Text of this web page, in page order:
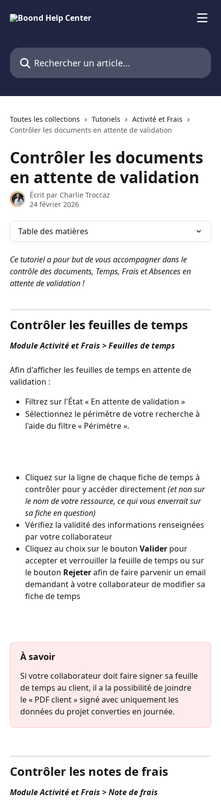
Rechercher un article...
Toutes les collections Tutoriels
Activité et Frais
Contrôler les documents en attente de validation
Contrôler les documents
en attente de validation
Écrit par Charlie Troccaz
24 février 2026
Table des matières
Ce tutoriel a pour but de vous accompagner dans le
contrôle des documents, Temps, Frais et Absences en
attente de validation !
Contrôler les feuilles de temps
Module Activité et Frais > Feuilles de temps
Afin d'afficher les feuilles de temps en attente de
validation :
Filtrez sur l'État « En attente de validation »
Sélectionnez le périmètre de votre recherche à
l'aide du filtre « Périmètre ».
Cliquez sur la ligne de chaque fiche de temps à
contrôler pour y accéder directement (et non sur
le nom de votre ressource, ce qui vous enverrait sur
sa fiche en question)
Vérifiez la validité des informations renseignées
par votre collaborateur
Cliquez au choix sur le bouton Valider pour
accepter et verrouiller la feuille de temps ou sur
le bouton Rejeter afin de faire parvenir un email
demandant à votre collaborateur de modifier sa
fiche de temps
À savoir
Si votre collaborateur doit faire signer sa feuille
de temps au client, il a la possibilité de joindre
le « PDF client » signé avec uniquement les
données du projet converties en journée.
Contrôler les notes de frais
Module Activité et Frais > Note de frais